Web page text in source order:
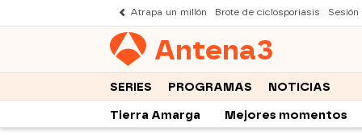
Atrapa un millón Brote de ciclosporiasis
Antena3
SERIES PROGRAMAS NOTICIAS
Tierra Amarga Mejores momentos